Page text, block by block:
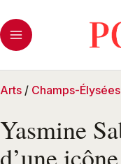
Arts / Champs-Élysées
Yasmine
d’une